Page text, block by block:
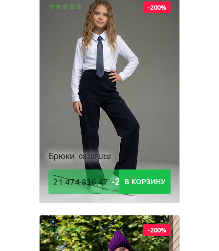
-200%
Брюки 0820FUtsi
21 474 836,47 -21 474
836,48Р
В КОРЗИНУ
-200%